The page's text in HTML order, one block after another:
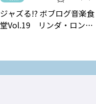
ジャズる!? ボブログ音楽食
堂Vol.19 リンダ・ロンシ